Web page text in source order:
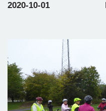
2020-10-01